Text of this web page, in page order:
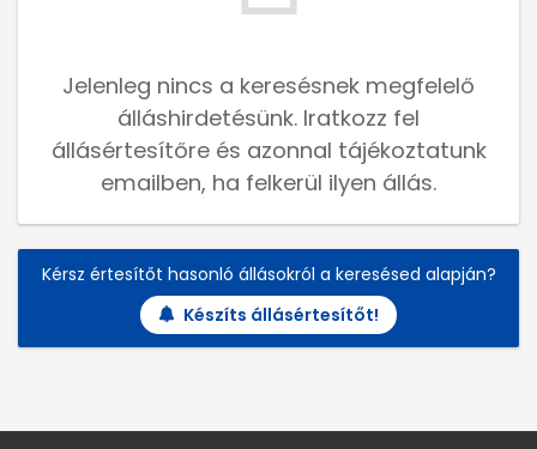
Jelenleg nincs a keresésnek megfelelő
álláshirdetésünk. Iratkozz fel
állásértesítőre és azonnal tájékoztatunk
emailben, ha felkerül ilyen állás.
Kérsz értesítőt hasonló állásokról a keresésed alapján?
Készíts állásértesítőt!